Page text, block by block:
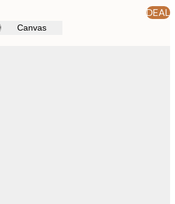
DEAL
Canvas